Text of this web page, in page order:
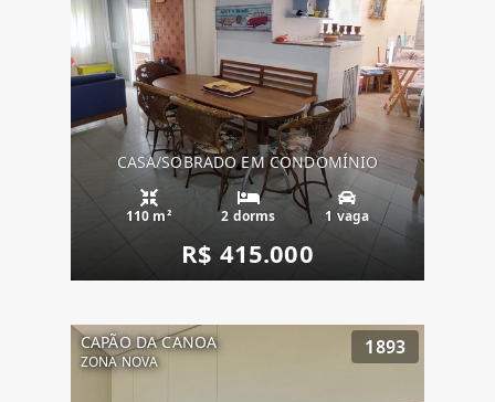
CASA/SOBRADO EM CONDOMÍNIO
110 m² 2 dorms 1 vaga
R$ 415.000
CAPÃO DA CANOA
ZONA NOVA
1893